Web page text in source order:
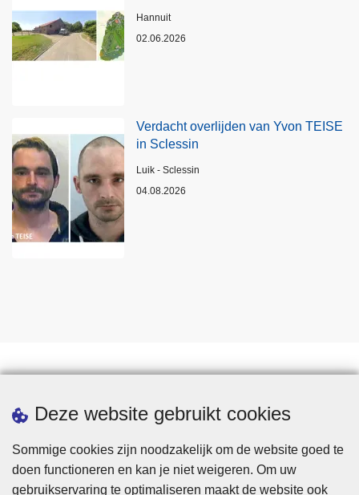
Deze website gebruikt cookies
Sommige cookies zijn noodzakelijk om de website goed te
doen functioneren en kan je niet weigeren. Om uw
gebruikservaring te optimaliseren maakt de website ook
Plaats
Hannuit
02.06.2026
Verdacht overlijden van Yvon TEISE
in Sclessin
Plaats
Luik - Sclessin
04.08.2026